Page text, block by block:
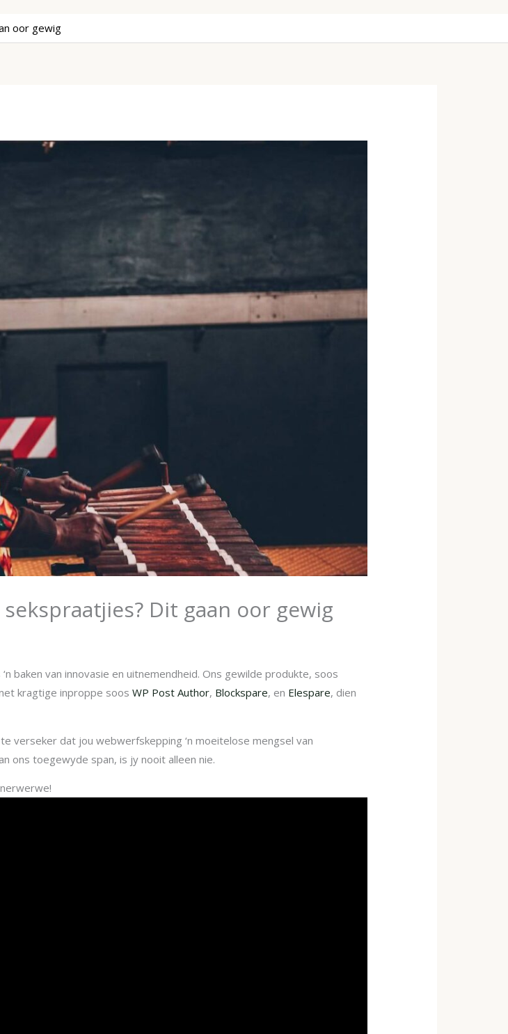
oor gewig
Dit gaan oor gewig
baken van innovasie en uitnemendheid. Ons gewilde produkte, soos
kragtige inproppe soosWP Post Author, Blockspare, en Elespare, dien
verseker dat jou webwerfskepping ‘n moeitelose mengsel van
ons toegewyde span, is jy nooit alleen nie.